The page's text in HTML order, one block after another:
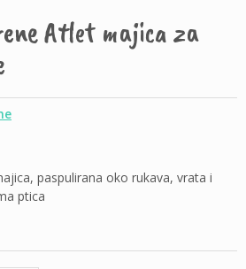
Atlet majica za
paspulirana oko rukava, vrata i
ptica